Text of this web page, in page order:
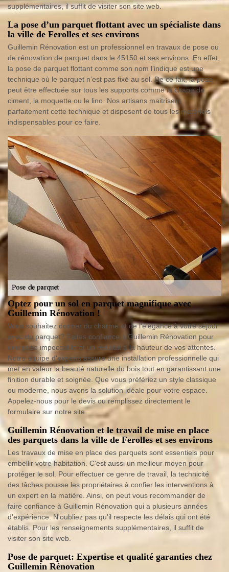
supplémentaires, il suffit de visiter son site web.
La pose d’un parquet flottant avec un spécialiste dans
la ville de Ferolles et ses environs
Guillemin Rénovation est un professionnel en travaux de pose ou
de rénovation de parquet dans le 45150 et ses environs. En effet,
la pose de parquet flottant comme son nom l’indique est une
technique où le parquet n’est pas fixé au sol. De ce fait, la pose
peut être effectuée sur tous les supports comme la chape de
ciment, la moquette ou le lino. Nos artisans maitrisent
parfaitement cette technique et disposent de tous les matériels
indispensables pour ce faire.
Optez pour un sol en parquet magnifique avec
Guillemin Rénovation !
Vous souhaitez donner du charme et de l'élégance à votre séjour
avec du parquet? Faites confiance à Guillemin Rénovation pour
une pose impeccable et un résultat à la hauteur de vos attentes.
Notre équipe d'experts assure une installation professionnelle qui
met en valeur la beauté naturelle du bois tout en garantissant une
finition durable et soignée. Que vous préfériez un style classique
ou moderne, nous avons la solution idéale pour votre espace.
Appelez-nous pour le devis ou remplissez directement le
formulaire sur notre site.
Guillemin Rénovation et le travail de mise en place
des parquets dans la ville de Ferolles et ses environs
Les travaux de mise en place des parquets sont essentiels pour
embellir votre habitation. C'est aussi un meilleur moyen pour
protéger le sol. Pour effectuer ce genre de travail, la technicité
des tâches pousse les propriétaires à confier les interventions à
un expert en la matière. Ainsi, on peut vous recommander de
faire confiance à Guillemin Rénovation qui a plusieurs années
d'expérience. N'oubliez pas qu'il respecte les délais qui ont été
établis. Pour les renseignements supplémentaires, il suffit de
visiter son site web.
Pose de parquet: Expertise et qualité garanties chez
Guillemin Rénovation